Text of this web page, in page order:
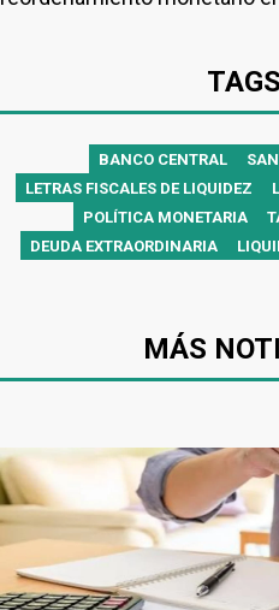
TAGS
BANCO CENTRAL
LETRAS FISCALES DE LIQUIDEZ
POLÍTICA MONETARIA
DEUDA EXTRAORDINARIA
MÁS